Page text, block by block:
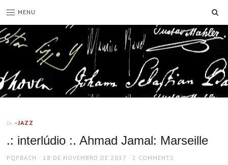
MENU
In -JAZZ
.: interlúdio :. Ahmad Jamal: Marseille
AUTHOR
PQPBACH
POSTED
18 DE NOVEMBRO DE 2017 2 COMMENTS